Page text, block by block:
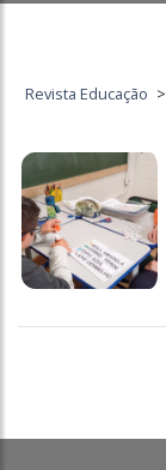
Revista Educação >